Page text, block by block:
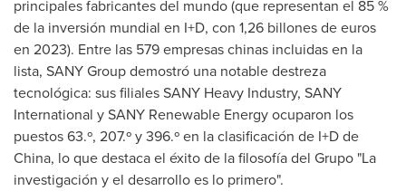
principales fabricantes del mundo (que representan el 85 %
de la inversión mundial en I+D, con 1,26 billones de euros
en 2023). Entre las 579 empresas chinas incluidas en la
lista, SANY Group demostró una notable destreza
tecnológica: sus filiales SANY Heavy Industry, SANY
International y SANY Renewable Energy ocuparon los
puestos 63.º, 207.º y 396.º en la clasificación de I+D de
China, lo que destaca el éxito de la filosofía del Grupo "La
investigación y el desarrollo es lo primero".